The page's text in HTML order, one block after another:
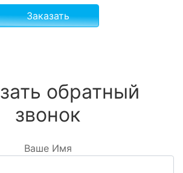
Заказать
обратный
звонок
Ваше Имя